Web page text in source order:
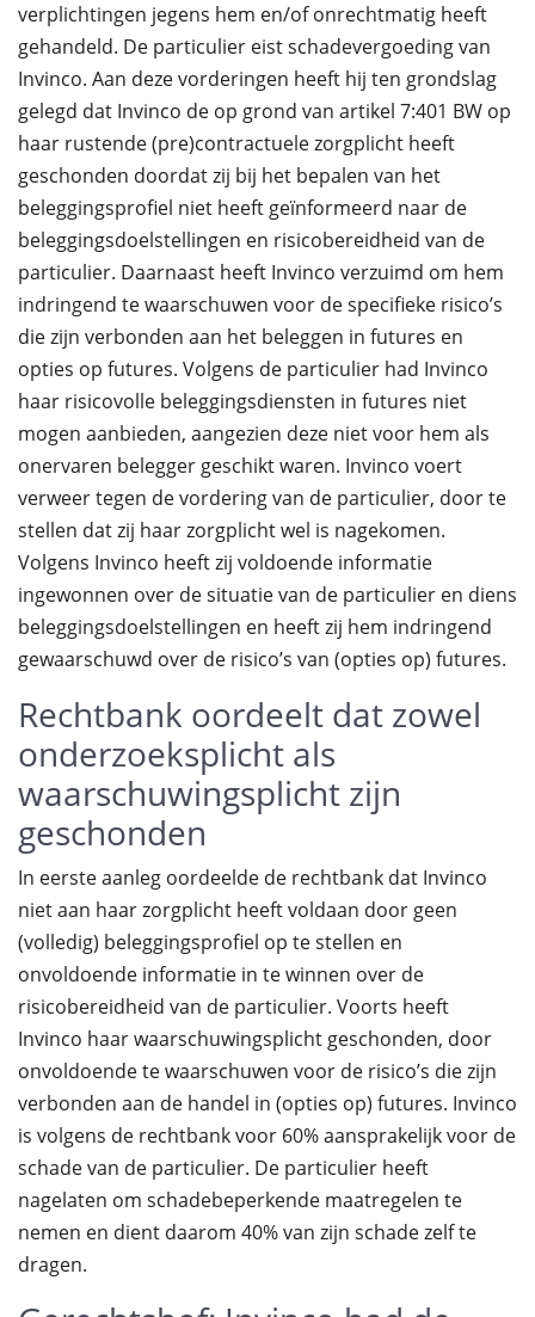
verplichtingen jegens hem en/of onrechtmatig heeft
gehandeld. De particulier eist schadevergoeding van
Invinco. Aan deze vorderingen heeft hij ten grondslag
gelegd dat Invinco de op grond van artikel 7:401 BW op
haar rustende (pre)contractuele zorgplicht heeft
geschonden doordat zij bij het bepalen van het
beleggingsprofiel niet heeft geïnformeerd naar de
beleggingsdoelstellingen en risicobereidheid van de
particulier. Daarnaast heeft Invinco verzuimd om hem
indringend te waarschuwen voor de specifieke risico’s
die zijn verbonden aan het beleggen in futures en
opties op futures. Volgens de particulier had Invinco
haar risicovolle beleggingsdiensten in futures niet
mogen aanbieden, aangezien deze niet voor hem als
onervaren belegger geschikt waren. Invinco voert
verweer tegen de vordering van de particulier, door te
stellen dat zij haar zorgplicht wel is nagekomen.
Volgens Invinco heeft zij voldoende informatie
ingewonnen over de situatie van de particulier en diens
beleggingsdoelstellingen en heeft zij hem indringend
gewaarschuwd over de risico’s van (opties op) futures.
Rechtbank oordeelt dat zowel
onderzoeksplicht als
waarschuwingsplicht zijn
geschonden
In eerste aanleg oordeelde de rechtbank dat Invinco
niet aan haar zorgplicht heeft voldaan door geen
(volledig) beleggingsprofiel op te stellen en
onvoldoende informatie in te winnen over de
risicobereidheid van de particulier. Voorts heeft
Invinco haar waarschuwingsplicht geschonden, door
onvoldoende te waarschuwen voor de risico’s die zijn
verbonden aan de handel in (opties op) futures. Invinco
is volgens de rechtbank voor 60% aansprakelijk voor de
schade van de particulier. De particulier heeft
nagelaten om schadebeperkende maatregelen te
nemen en dient daarom 40% van zijn schade zelf te
dragen.